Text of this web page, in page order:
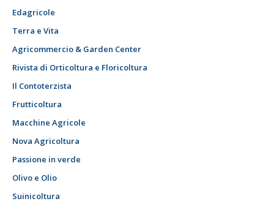
Edagricole
Terra e Vita
Agricommercio & Garden Center
Rivista di Orticoltura e Floricoltura
Il Contoterzista
Frutticoltura
Macchine Agricole
Nova Agricoltura
Passione in verde
Olivo e Olio
Suinicoltura